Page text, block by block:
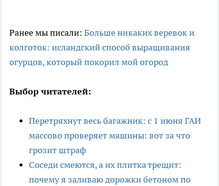
Ранее мы писали: Больше никаких веревок и
колготок: исландский способ выращивания
огурцов, который покорил мой огород
Выбор читателей:
Перетряхнут весь багажник: с 1 июня ГАИ
массово проверяет машины: вот за что
грозит штраф
Соседи смеются, а их плитка трещит:
почему я заливаю дорожки бетоном по